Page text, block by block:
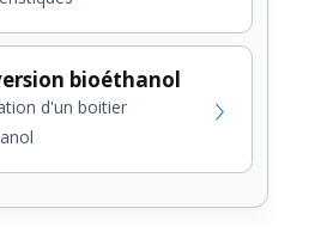
bioéthanol
d'un boitier